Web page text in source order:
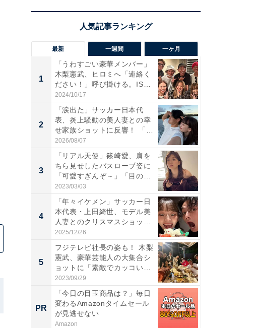
最新 一週間 一ヶ月
1
「うわすごい豪華メンバー」
木梨憲武、ヒロミへ「連絡く
ださい！」呼び掛ける。IS
S...
2024/10/17
2
「涙出た」サッカー日本代
表、炎上騒動の美人妻との幸
せ家族ショットに反響！ 「最
高...
2026/08/07
3
「リアル天使」篠崎愛、肩を
ちら見せしたバスローブ姿に
「可愛すぎんぞ～」「目の表
情...
2023/03/03
4
「年々イケメン」サッカー日
本代表・上田綺世、モデル美
人妻とのクリスマスショット
に...
2025/12/26
5
フジテレビ社長の姿も！ 木梨
憲武、豪華芸能人の大集合シ
ョットに「素敵でカッコい
い...
2023/09/29
PR
「今日の目玉商品は？」毎日
変わるAmazonタイムセール
が見逃せない
Amazon